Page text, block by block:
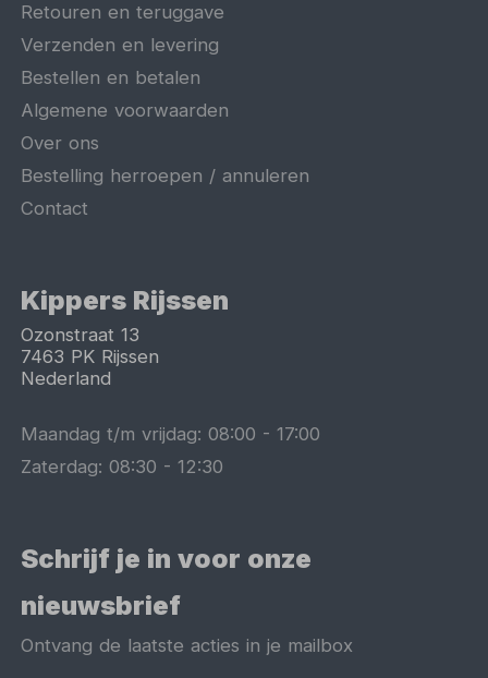
Retouren en teruggave
Verzenden en levering
Bestellen en betalen
Algemene voorwaarden
Over ons
Bestelling herroepen / annuleren
Contact
Kippers Rijssen
Ozonstraat 13
7463 PK Rijssen
Nederland
Maandag t/m vrijdag:08:00 -17:00
Zaterdag:08:30 -12:30
Schrijf je in voor onze
nieuwsbrief
Ontvang de laatste acties in je mailbox